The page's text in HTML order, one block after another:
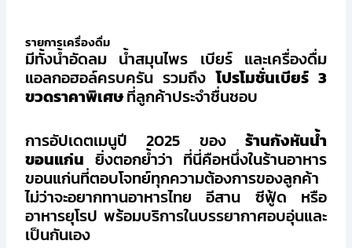
รายการเครื่องดื่ม
มีทั้งน้ำอัดลม น้ำสมุนไพร เบียร์ และเครื่องดื่ม
แอลกอฮอล์ครบครัน รวมถึงโปรโมชั่นเบียร์ 3
ขวดราคาพิเศษที่ลูกค้าประจำชื่นชอบ
การอัปเดตเมนูปี 2025 ของ ร้านกังหันน้ำ
ขอนแก่น ยิ่งตอกย้ำว่า ที่นี่คือหนึ่งในร้านอาหาร
ขอนแก่นที่ตอบโจทย์ทุกความต้องการของลูกค้า
ไม่ว่าจะอยากทานอาหารไทย อีสาน ซีฟู้ด หรือ
อาหารยุโรป พร้อมบริการในบรรยากาศอบอุ่นและ
เป็นกันเอง